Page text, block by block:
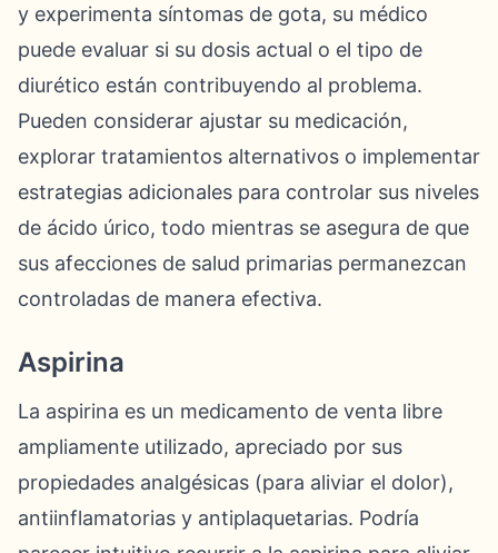
y experimenta síntomas de gota, su médico
puede evaluar si su dosis actual o el tipo de
diurético están contribuyendo al problema.
Pueden considerar ajustar su medicación,
explorar tratamientos alternativos o implementar
estrategias adicionales para controlar sus niveles
de ácido úrico, todo mientras se asegura de que
sus afecciones de salud primarias permanezcan
controladas de manera efectiva.
Aspirina
La aspirina es un medicamento de venta libre
ampliamente utilizado, apreciado por sus
propiedades analgésicas (para aliviar el dolor),
antiinflamatorias y antiplaquetarias. Podría